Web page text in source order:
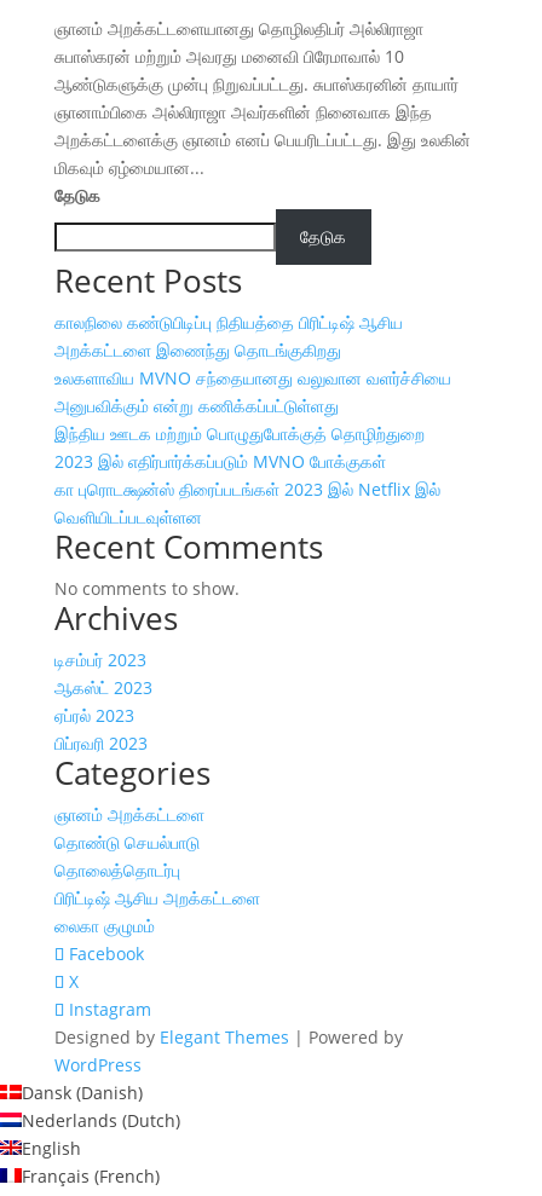
ஞானம் அறக்கட்டளையானது தொழிலதிபர் அல்லிராஜா
சுபாஸ்கரன் மற்றும் அவரது மனைவி பிரேமாவால் 10
ஆண்டுகளுக்கு முன்பு நிறுவப்பட்டது. சுபாஸ்கரனின் தாயார்
ஞானாம்பிகை அல்லிராஜா அவர்களின் நினைவாக இந்த
அறக்கட்டளைக்கு ஞானம் எனப் பெயரிடப்பட்டது. இது உலகின்
மிகவும் ஏழ்மையான...
தேடுக
தேடுக
Recent Posts
காலநிலை கண்டுபிடிப்பு நிதியத்தை பிரிட்டிஷ் ஆசிய
அறக்கட்டளை இணைந்து தொடங்குகிறது
உலகளாவிய MVNO சந்தையானது வலுவான வளர்ச்சியை
அனுபவிக்கும் என்று கணிக்கப்பட்டுள்ளது
இந்திய ஊடக மற்றும் பொழுதுபோக்குத் தொழிற்துறை
2023 இல் எதிர்பார்க்கப்படும் MVNO போக்குகள்
கா புரொடக்ஷன்ஸ் திரைப்படங்கள் 2023 இல் Netflix இல்
வெளியிடப்படவுள்ளன
Recent Comments
No comments to show.
Archives
டிசம்பர் 2023
ஆகஸ்ட் 2023
ஏப்ரல் 2023
பிப்ரவரி 2023
Categories
ஞானம் அறக்கட்டளை
தொண்டு செயல்பாடு
தொலைத்தொடர்பு
பிரிட்டிஷ் ஆசிய அறக்கட்டளை
லைகா குழுமம்
Facebook
X
Instagram
Designed by Elegant Themes | Powered by
WordPress
Dansk (Danish)
Nederlands (Dutch)
English
Français (French)